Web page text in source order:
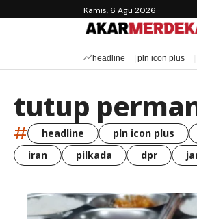
Kamis, 6 Agu 2026
headline pln icon plus
tutup
# headline pln icon plus
iran
pilkada dpr